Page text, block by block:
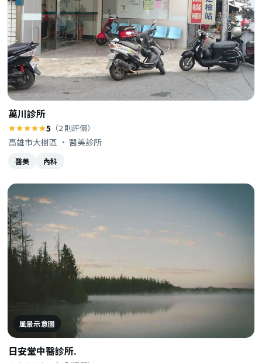
萬川診所
5 （2 則評價）
高雄市大樹區 · 醫美診所
醫美 內科
風景示意圖
日安堂中醫診所.